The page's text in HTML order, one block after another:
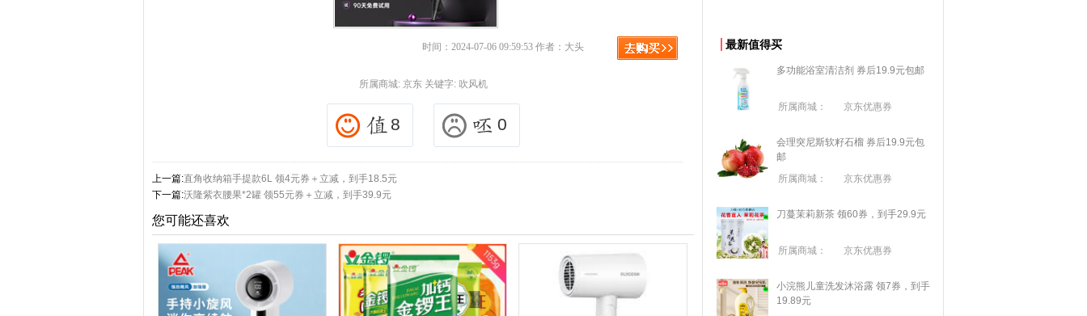
时间：2024-07-06 09:59:53 作者：大头
所属商城: 京东关键字: 吹风机
8 0
上一篇:直角收纳箱手提款6L 领4元券＋立减，到手18.5元
下一篇:沃隆紫衣腰果*2罐 领55元券＋立减，到手39.9元
您可能还喜欢
最新值得买
多功能浴室清洁剂 券后19.9元包邮
所属商城： 京东优惠券
会理突尼斯软籽石榴 券后19.9元包
邮
所属商城：
京东优惠券
刀蔓茉莉新茶 领60券，到手29.9元
所属商城： 京东优惠券
小浣熊儿童洗发沐浴露 领7券，到手
19.89元